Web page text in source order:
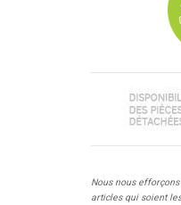
Nous nous
articles qui soient